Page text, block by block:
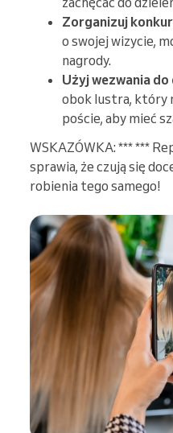
Zorganizuj
o swojej wizycie,
nagrody.
Użyj wezwania do
obok lustra, który
poście, aby mieć
WSKAZÓWKA: *** ***
sprawia, że czują się
robienia tego samego!